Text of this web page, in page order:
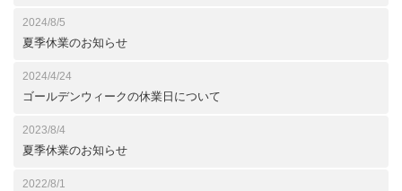
2024/8/5
夏季休業のお知らせ
2024/4/24
ゴールデンウィークの休業日について
2023/8/4
夏季休業のお知らせ
2022/8/1